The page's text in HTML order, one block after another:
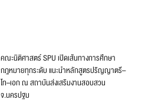
คณะนิติศาสตร์ SPU เปิดเส้นทางการศึกษา
กฎหมายทุกระดับ แนะนำหลักสูตรปริญญาตรี–
โท–เอก ณ สถาบันส่งเสริมงานสอบสวน
จ.นครปฐม